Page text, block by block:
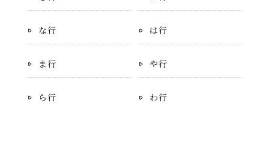
な行 は行
ま行 や行
ら行 わ行